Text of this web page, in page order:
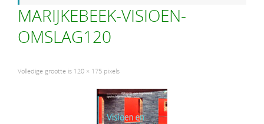
MARIJKEBEEK-VISIOEN-
OMSLAG120
Volledige grootte is 120 × 175 pixels